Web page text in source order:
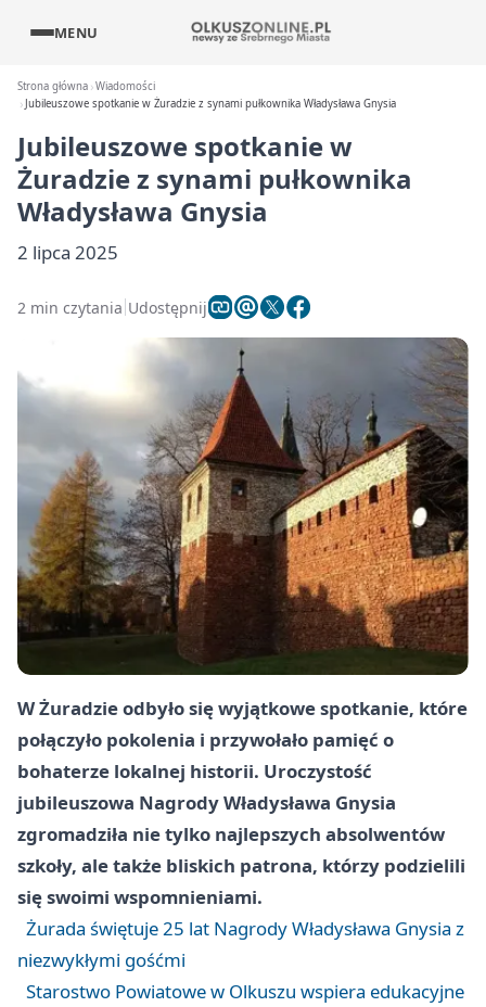
MENU
Strona główna Wiadomości
Jubileuszowe spotkanie w Żuradzie z synami pułkownika Władysława Gnysia
Jubileuszowe spotkanie w
Żuradzie z synami pułkownika
Władysława Gnysia
2 lipca 2025
2 min czytania Udostępnij
W Żuradzie odbyło się wyjątkowe spotkanie, które
połączyło pokolenia i przywołało pamięć o
bohaterze lokalnej historii. Uroczystość
jubileuszowa Nagrody Władysława Gnysia
zgromadziła nie tylko najlepszych absolwentów
szkoły, ale także bliskich patrona, którzy podzielili
się swoimi wspomnieniami.
Żurada świętuje 25 lat Nagrody Władysława Gnysia z
niezwykłymi gośćmi
Starostwo Powiatowe w Olkuszu wspiera edukacyjne